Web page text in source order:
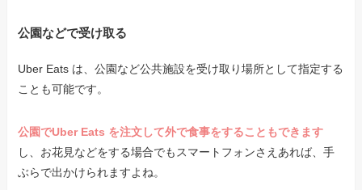
公園などで受け取る
Uber Eats は、公園など公共施設を受け取り場所として指定する
ことも可能です。
公園でUber Eats を注文して外で食事をすることもできます
し、お花見などをする場合でもスマートフォンさえあれば、手
ぶらで出かけられますよね。